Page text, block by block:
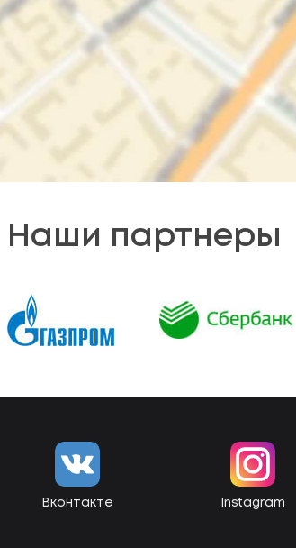
Наши партнеры
Вконтакте Instagram